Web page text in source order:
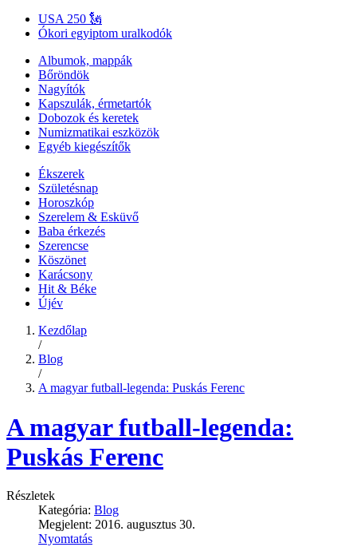
USA 250 🗽
Ókori egyiptom uralkodók
Albumok, mappák
Bőröndök
Nagyítók
Kapszulák, érmetartók
Dobozok és keretek
Numizmatikai eszközök
Egyéb kiegészítők
Ékszerek
Születésnap
Horoszkóp
Szerelem & Esküvő
Baba érkezés
Szerencse
Köszönet
Karácsony
Hit & Béke
Újév
Kezdőlap
/
Blog
/
A magyar futball-legenda: Puskás Ferenc
A magyar futball-legenda:
Puskás Ferenc
Részletek
Kategória: Blog
Megjelent: 2016. augusztus 30.
Nyomtatás